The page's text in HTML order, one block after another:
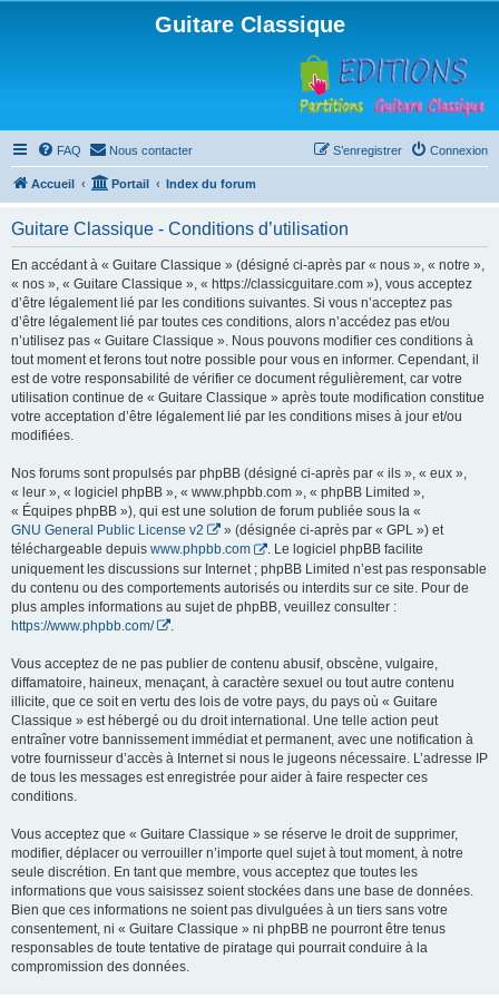
Guitare Classique
FAQ Nous contacter Connexion
S’enregistrer
Accueil Portail Index du forum
Guitare Classique - Conditions d’utilisation
En accédant à « Guitare Classique » (désigné ci-après par « nous », « notre »,
« nos », « Guitare Classique », « https://classicguitare.com »), vous acceptez
d’être légalement lié par les conditions suivantes. Si vous n’acceptez pas
d’être légalement lié par toutes ces conditions, alors n’accédez pas et/ou
n’utilisez pas « Guitare Classique ». Nous pouvons modifier ces conditions à
tout moment et ferons tout notre possible pour vous en informer. Cependant, il
est de votre responsabilité de vérifier ce document régulièrement, car votre
utilisation continue de « Guitare Classique » après toute modification constitue
votre acceptation d’être légalement lié par les conditions mises à jour et/ou
modifiées.
Nos forums sont propulsés par phpBB (désigné ci-après par « ils », « eux »,
« leur », « logiciel phpBB », « www.phpbb.com », « phpBB Limited »,
« Équipes phpBB »), qui est une solution de forum publiée sous la «
GNU General Public License v2
» (désignée ci-après par « GPL ») et
téléchargeable depuis www.phpbb.com
. Le logiciel phpBB facilite
uniquement les discussions sur Internet ; phpBB Limited n’est pas responsable
du contenu ou des comportements autorisés ou interdits sur ce site. Pour de
plus amples informations au sujet de phpBB, veuillez consulter :
https://www.phpbb.com/
Vous acceptez de ne pas publier de contenu abusif, obscène, vulgaire,
diffamatoire, haineux, menaçant, à caractère sexuel ou tout autre contenu
illicite, que ce soit en vertu des lois de votre pays, du pays où « Guitare
Classique » est hébergé ou du droit international. Une telle action peut
entraîner votre bannissement immédiat et permanent, avec une notification à
votre fournisseur d’accès à Internet si nous le jugeons nécessaire. L’adresse IP
de tous les messages est enregistrée pour aider à faire respecter ces
conditions.
Vous acceptez que « Guitare Classique » se réserve le droit de supprimer,
modifier, déplacer ou verrouiller n’importe quel sujet à tout moment, à notre
seule discrétion. En tant que membre, vous acceptez que toutes les
informations que vous saisissez soient stockées dans une base de données.
Bien que ces informations ne soient pas divulguées à un tiers sans votre
consentement, ni « Guitare Classique » ni phpBB ne pourront être tenus
responsables de toute tentative de piratage qui pourrait conduire à la
compromission des données.